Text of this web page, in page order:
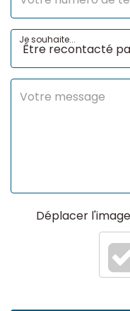
Concerné par
Etat des
Pollutions (ERP)
Date
d'établissement
Date
établissement
Je souhaite...
Déplacer